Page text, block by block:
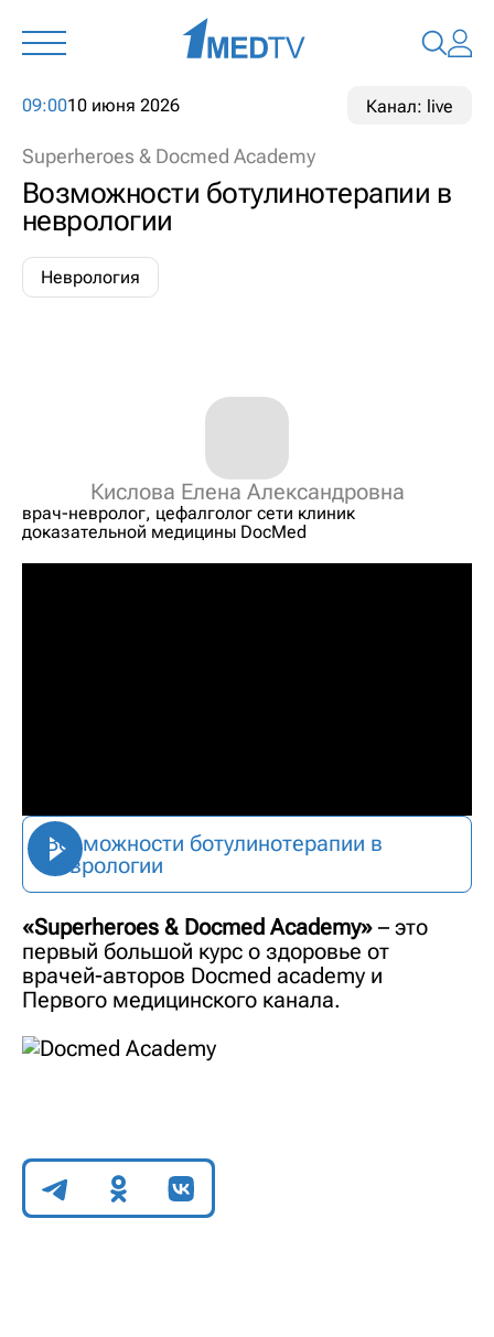
09:0010 июня 2026 Канал: live
Superheroes & Docmed Academy
Возможности ботулинотерапии в
неврологии
Неврология
Кислова Елена Александровна
врач-невролог, цефалголог сети клиник
доказательной медицины DocMed
Возможности ботулинотерапии в
неврологии
«Superheroes & Docmed Academy» – это
первый большой курс о здоровье от
врачей-авторов Docmed academy и
Первого медицинского канала.
Поделиться